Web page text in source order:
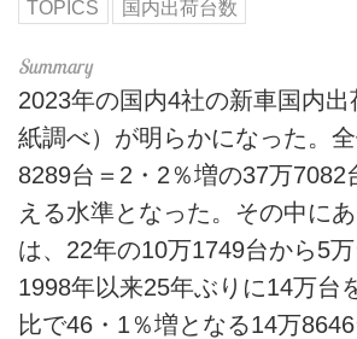
TOPICS 国内出荷台数
2023年の国内4社の新車国内
紙調べ）が明らかになった。
8289台＝2・2％増の37万7082
える水準となった。その中に
は、22年の10万1749台から5万
1998年以来25年ぶりに14万台
比で46・1％増となる14万